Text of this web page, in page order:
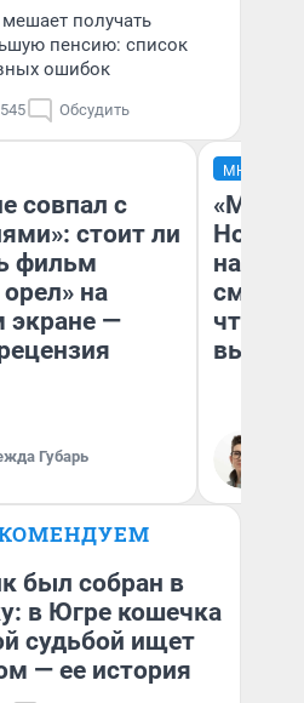
получать
пенсию: список
ошибок
545 Обсудить
совпал с
стоит ли
фильм
на
—
Губарь
МНЕНИЕ
«Мы
чтобы
был собран в
в Югре кошечка
судьбой ищет
— ее история